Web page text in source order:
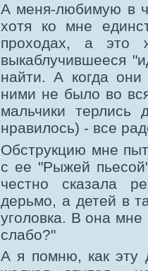
А меня-любимую в
хотя ко мне
проходах, а это
выкаблучившееся
найти. А когда
ними не было во
мальчики
нравилось) - все
Обструкцию мне
с ее "Рыжей
честно сказала
дерьмо, а детей в
уголовка. В она
слабо?"
А я помню, как эту